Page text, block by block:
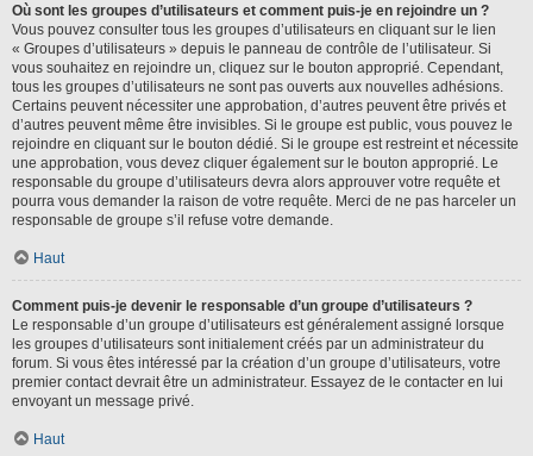
Où sont les groupes d’utilisateurs et comment puis-je en rejoindre un ?
Vous pouvez consulter tous les groupes d’utilisateurs en cliquant sur le lien
« Groupes d’utilisateurs » depuis le panneau de contrôle de l’utilisateur. Si
vous souhaitez en rejoindre un, cliquez sur le bouton approprié. Cependant,
tous les groupes d’utilisateurs ne sont pas ouverts aux nouvelles adhésions.
Certains peuvent nécessiter une approbation, d’autres peuvent être privés et
d’autres peuvent même être invisibles. Si le groupe est public, vous pouvez le
rejoindre en cliquant sur le bouton dédié. Si le groupe est restreint et nécessite
une approbation, vous devez cliquer également sur le bouton approprié. Le
responsable du groupe d’utilisateurs devra alors approuver votre requête et
pourra vous demander la raison de votre requête. Merci de ne pas harceler un
responsable de groupe s’il refuse votre demande.
Haut
Comment puis-je devenir le responsable d’un groupe d’utilisateurs ?
Le responsable d’un groupe d’utilisateurs est généralement assigné lorsque
les groupes d’utilisateurs sont initialement créés par un administrateur du
forum. Si vous êtes intéressé par la création d’un groupe d’utilisateurs, votre
premier contact devrait être un administrateur. Essayez de le contacter en lui
envoyant un message privé.
Haut